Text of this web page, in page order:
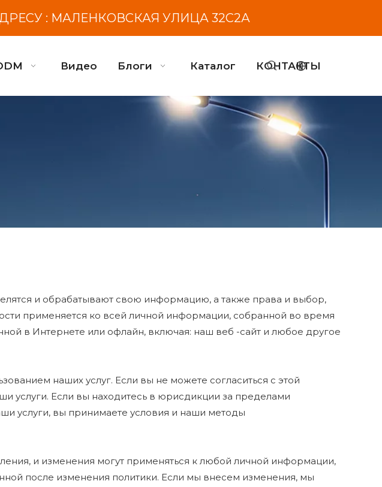
: МАЛЕНКОВСКАЯ УЛИЦА 32С2А
Видео Блоги Каталог КОНТАКТЫ
и обрабатывают свою информацию, а также права и выбор,
применяется ко всей личной информации, собранной во время
в Интернете или офлайн, включая: наш веб -сайт и любое другое
наших услуг. Если вы не можете согласиться с этой
услуги. Если вы находитесь в юрисдикции за пределами
услуги, вы принимаете условия и наши методы
и изменения могут применяться к любой личной информации,
после изменения политики. Если мы внесем изменения, мы